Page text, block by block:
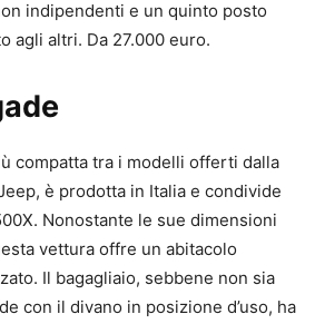
indipendenti e un quinto posto
agli altri. Da 27.000 euro.
compatta tra i modelli offerti dalla
è prodotta in Italia e condivide
Nonostante le sue dimensioni
vettura offre un abitacolo
Il bagagliaio, sebbene non sia
con il divano in posizione d’uso, ha